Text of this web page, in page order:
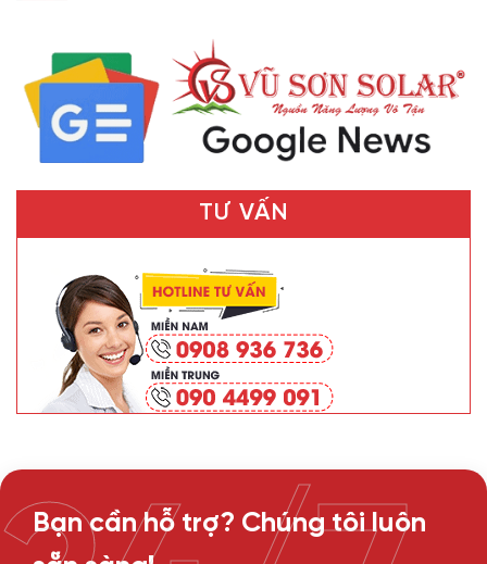
TƯ VẤN
Bạn cần hỗ trợ? Chúng tôi luôn